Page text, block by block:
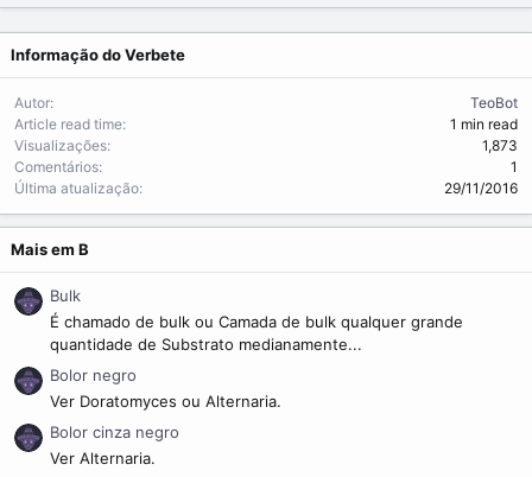
Informação do Verbete
Autor
TeoBot
Article read time
1 min read
Visualizações
1,873
Comentários
1
Última atualização
29/11/2016
Mais em B
Bulk
É chamado de bulk ou Camada de bulk qualquer grande
quantidade de Substrato medianamente...
Bolor negro
Ver Doratomyces ou Alternaria.
Bolor cinza negro
Ver Alternaria.